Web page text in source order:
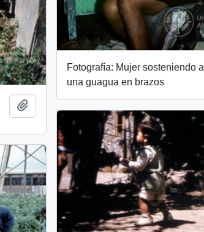
Fotografía: Mujer sosteniendo a
una guagua en brazos